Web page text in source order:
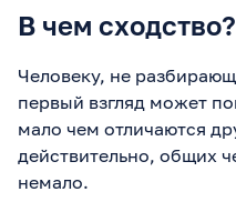
В чем сходство?
Человеку, не
первый взгляд может
мало чем отличаются
действительно, общих
немало.